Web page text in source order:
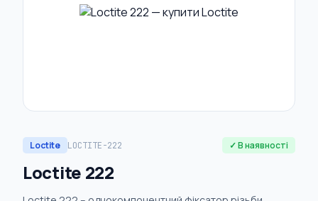
Loctite LOCTITE-222 ✓ В наявності
Loctite 222